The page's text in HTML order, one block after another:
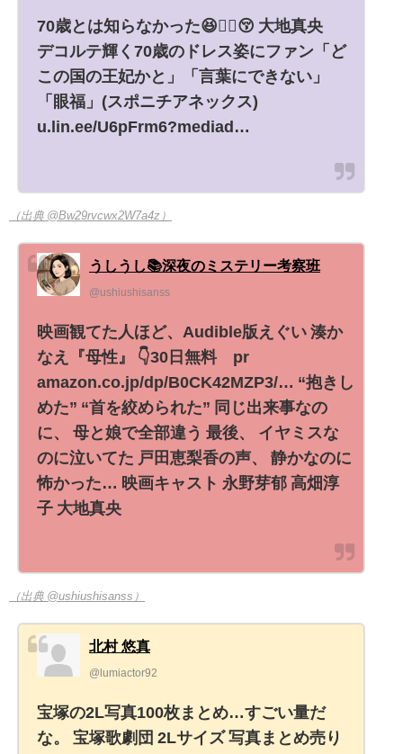
70歳とは知らなかった😆😵‍💫😚 大地真央
デコルテ輝く70歳のドレス姿にファン「ど
この国の王妃かと」「言葉にできない」
「眼福」(スポニチアネックス)
u.lin.ee/U6pFrm6?mediad…
（出典 @Bw29rvcwx2W7a4z）
うしうし📚深夜のミステリー考察班
@ushiushisanss
映画観てた人ほど、Audible版えぐい 湊か
なえ『母性』 👇️30日無料 pr
amazon.co.jp/dp/B0CK42MZP3/… “抱きし
めた” “首を絞められた” 同じ出来事なの
に、 母と娘で全部違う 最後、 イヤミスな
のに泣いてた 戸田恵梨香の声、 静かなのに
怖かった… 映画キャスト 永野芽郁 高畑淳
子 大地真央
（出典 @ushiushisanss）
北村 悠真
@lumiactor92
宝塚の2L写真100枚まとめ…すごい量だ
な。 宝塚歌劇団 2Lサイズ 写真まとめ売り